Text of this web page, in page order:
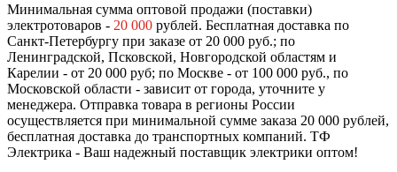
Минимальная сумма оптовой продажи (поставки)
электротоваров - 20 000 рублей. Бесплатная доставка по
Санкт-Петербургу при заказе от 20 000 руб.; по
Ленинградской, Псковской, Новгородской областям и
Карелии - от 20 000 руб; по Москве - от 100 000 руб., по
Московской области - зависит от города, уточните у
менеджера. Отправка товара в регионы России
осуществляется при минимальной сумме заказа 20 000 рублей,
бесплатная доставка до транспортных компаний. ТФ
Электрика - Ваш надежный поставщик электрики оптом!